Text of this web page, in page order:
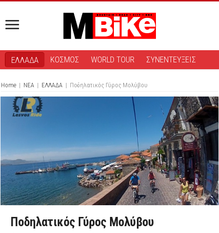
ΕΛΛΑΔΑ ΚΟΣΜΟΣ WORLD TOUR ΣΥΝΕΝΤΕΥΞΕΙΣ
Home | ΝΕΑ | ΕΛΛΑΔΑ | Ποδηλατικός Γύρος Μολύβου
Ποδηλατικός Γύρος Μολύβου